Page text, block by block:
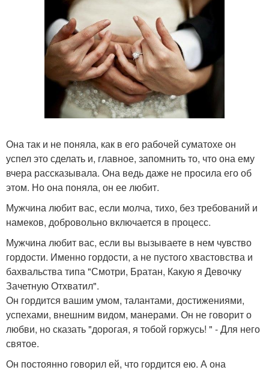
Она так и не поняла, как в его рабочей суматохе он
успел это сделать и, главное, запомнить то, что она ему
вчера рассказывала. Она ведь даже не просила его об
этом. Но она поняла, он ее любит.
Мужчина любит вас, если молча, тихо, без требований и
намеков, добровольно включается в процесс.
Мужчина любит вас, если вы вызываете в нем чувство
гордости. Именно гордости, а не пустого хвастовства и
бахвальства типа "Смотри, Братан, Какую я Девочку
Зачетную Отхватил".
Он гордится вашим умом, талантами, достижениями,
успехами, внешним видом, манерами. Он не говорит о
любви, но сказать "дорогая, я тобой горжусь! " - Для него
святое.
Он постоянно говорил ей, что гордится ею. А она